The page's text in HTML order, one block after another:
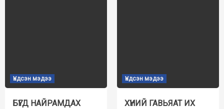
Үндсэн мэдээ
БҮГД НАЙРАМДАХ
Үндсэн мэдээ
ХҮНИЙ ГАВЬЯАТ ИХ